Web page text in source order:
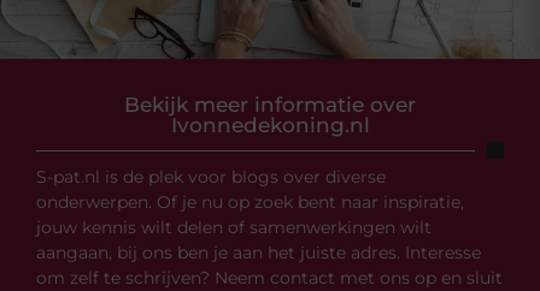
Bekijk meer informatie over
Ivonnedekoning.nl
S-pat.nl is de plek voor blogs over diverse
onderwerpen. Of je nu op zoek bent naar inspiratie,
jouw kennis wilt delen of samenwerkingen wilt
aangaan, bij ons ben je aan het juiste adres. Interesse
om zelf te schrijven? Neem contact met ons op en sluit